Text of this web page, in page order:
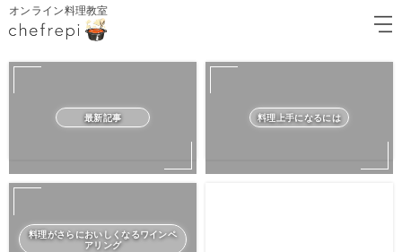
オンライン料理教室
最新記事 料理上手になるには
料理がさらにおいしくなるワインペ
アリング